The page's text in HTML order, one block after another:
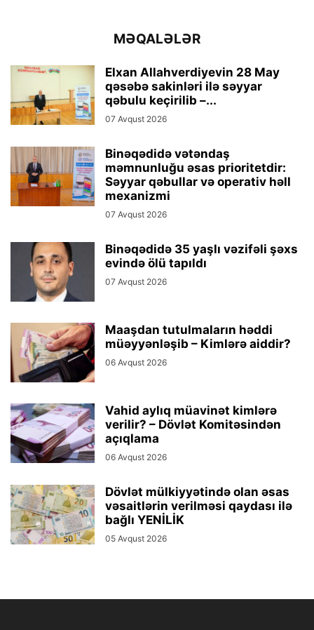
MƏQALƏLƏR
Elxan Allahverdiyevin 28 May
qəsəbə sakinləri ilə səyyar
qəbulu keçirilib –...
07 Avqust 2026
Binəqədidə vətəndaş
məmnunluğu əsas prioritetdir:
Səyyar qəbullar və operativ həll
mexanizmi
07 Avqust 2026
Binəqədidə 35 yaşlı vəzifəli şəxs
evində ölü tapıldı
07 Avqust 2026
Maaşdan tutulmaların həddi
müəyyənləşib – Kimlərə aiddir?
06 Avqust 2026
Vahid aylıq müavinət kimlərə
verilir? – Dövlət Komitəsindən
açıqlama
06 Avqust 2026
Dövlət mülkiyyətində olan əsas
vəsaitlərin verilməsi qaydası ilə
bağlı YENİLİK
05 Avqust 2026